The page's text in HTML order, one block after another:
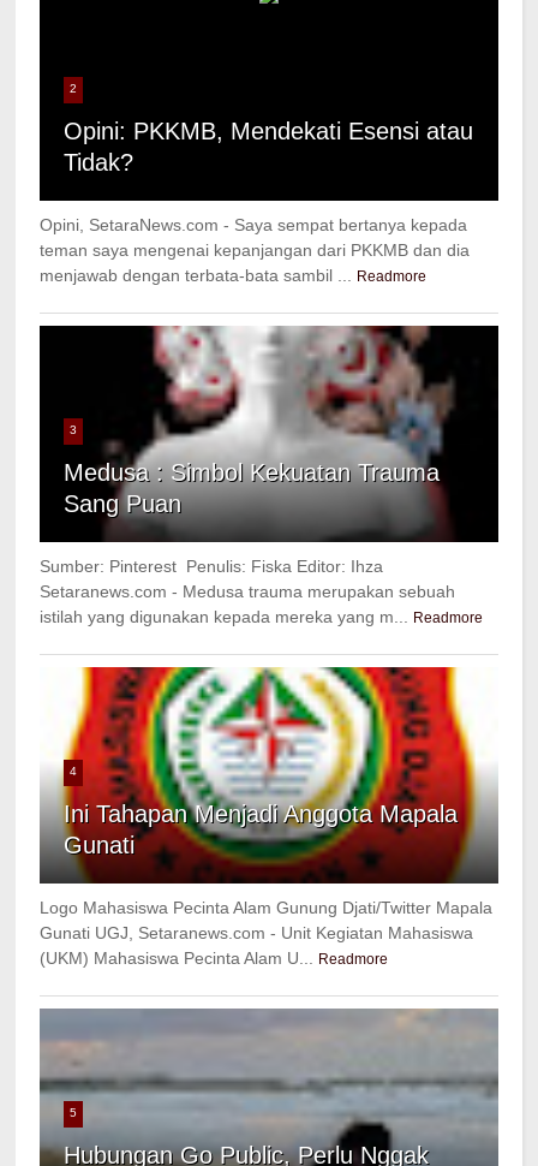
2
Opini: PKKMB, Mendekati Esensi atau
Tidak?
Opini, SetaraNews.com - Saya sempat bertanya kepada
teman saya mengenai kepanjangan dari PKKMB dan dia
menjawab dengan terbata-bata sambil ...
Readmore
3
Medusa : Simbol Kekuatan Trauma
Sang Puan
Sumber: Pinterest Penulis: Fiska Editor: Ihza
Setaranews.com - Medusa trauma merupakan sebuah
istilah yang digunakan kepada mereka yang m...
Readmore
4
Ini Tahapan Menjadi Anggota Mapala
Gunati
Logo Mahasiswa Pecinta Alam Gunung Djati/Twitter Mapala
Gunati UGJ, Setaranews.com - Unit Kegiatan Mahasiswa
(UKM) Mahasiswa Pecinta Alam U...
Readmore
5
Hubungan Go Public, Perlu Nggak